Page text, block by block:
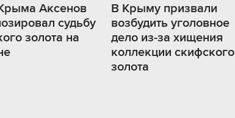
Аксенов
судьбу
золота на
В Крыму призвали
возбудить уголовное
дело из-за хищения
коллекции скифского
золота